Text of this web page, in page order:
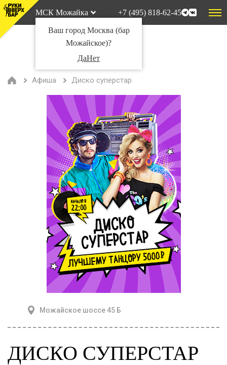
МСК Можайка
Ваш город Москва (бар
Можайское)?
ДаНет
+7 (495) 818-62-45
Афиша Диско суперстар
Можайское шоссе 45 Б
ДИСКО СУПЕРСТАР